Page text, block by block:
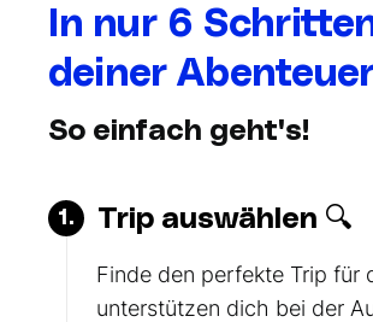
In nur 6
deiner
So einfach geht's!
1. Trip auswählen 🔍
Finde den perfekte Trip für
unterstützen dich bei der